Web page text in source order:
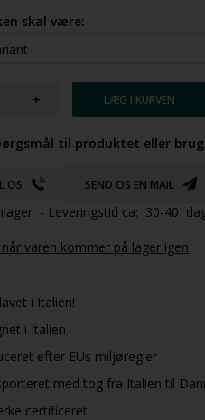
skal være:
+
til produktet eller
OS SEND OS EN MAIL
- Leveringstid ca: 30-40
varen kommer på lager igen
i Italien!
i Italien
efter EUs miljøregler
med tog fra Italien til
certificeret